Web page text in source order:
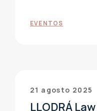
EVENTOS
21 agosto 2025
LLODRÁ